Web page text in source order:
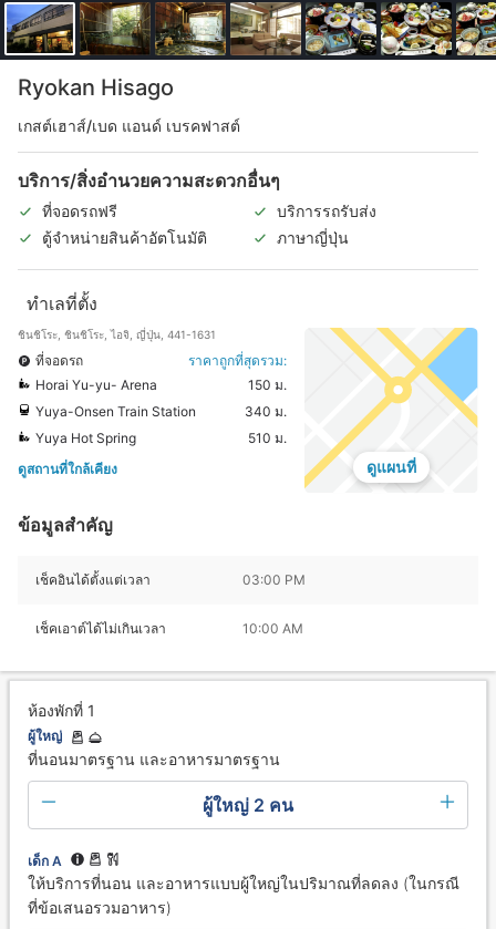
Ryokan Hisago
เกสต์เฮาส์/เบด แอนด์ เบรคฟาสต์
บริการ/สิ่งอำนวยความสะดวกอื่นๆ
ที่จอดรถฟรี
บริการรถรับส่ง
ตู้จำหน่ายสินค้าอัตโนมัติ
ภาษาญี่ปุ่น
ทำเลที่ตั้ง
ชินชิโระ, ชินชิโระ, ไอจิ, ญี่ปุ่น, 441-1631
ที่จอดรถ
ราคาถูกที่สุดรวม:
Horai Yu-yu- Arena
150 ม.
Yuya-Onsen Train Station
340 ม.
Yuya Hot Spring
510 ม.
ดูสถานที่ใกล้เคียง
ดูแผนที่
ข้อมูลสำคัญ
เช็คอินได้ตั้งแต่เวลา 03:00 PM
เช็คเอาต์ได้ไม่เกินเวลา 10:00 AM
ห้องพักที่ 1
ผู้ใหญ่
ที่นอนมาตรฐาน และอาหารมาตรฐาน
ผู้ใหญ่ 2 คน
เด็ก A
ให้บริการที่นอน และอาหารแบบผู้ใหญ่ในปริมาณที่ลดลง (ในกรณี
ที่ข้อเสนอรวมอาหาร)